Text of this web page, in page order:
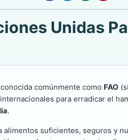
Unidas
comúnmente como FAO
para erradicar el
.
suficientes, seguros y